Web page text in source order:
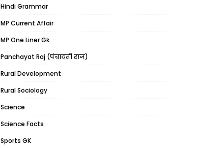
Hindi Grammar
MP Current Affair
MP One Liner Gk
Panchayat Raj (पंचायती राज)
Rural Development
Rural Sociology
Science
Science Facts
Sports GK